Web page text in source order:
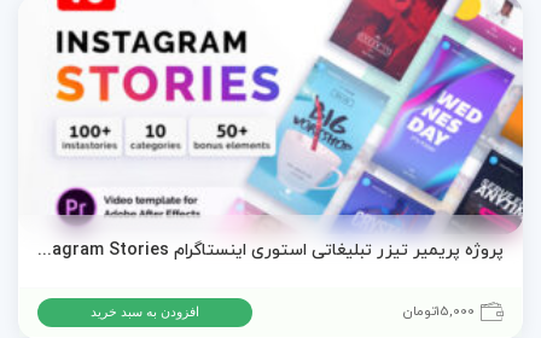
پروژه پریمیر تیزر تبلیغاتی استوری اینستاگرام Instagram Stories
15,000تومان افزودن به سبد خرید